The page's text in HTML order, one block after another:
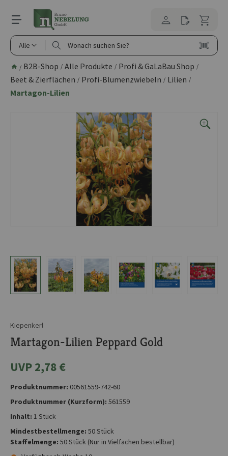
springen
Alle
/ B2B-Shop / Alle Produkte / Profi & GaLaBau Shop /
Beet & Zierflächen / Profi-Blumenzwiebeln / Lilien /
Martagon-Lilien
Kiepenkerl
Martagon-Lilien Peppard Gold
UVP 2,78 €
Produktnummer: 00561559-742-60
Produktnummer (Kurzform): 561559
Inhalt: 1 Stück
Mindestbestellmenge: 50 Stück
Staffelmenge: 50 Stück (Nur in Vielfachen bestellbar)